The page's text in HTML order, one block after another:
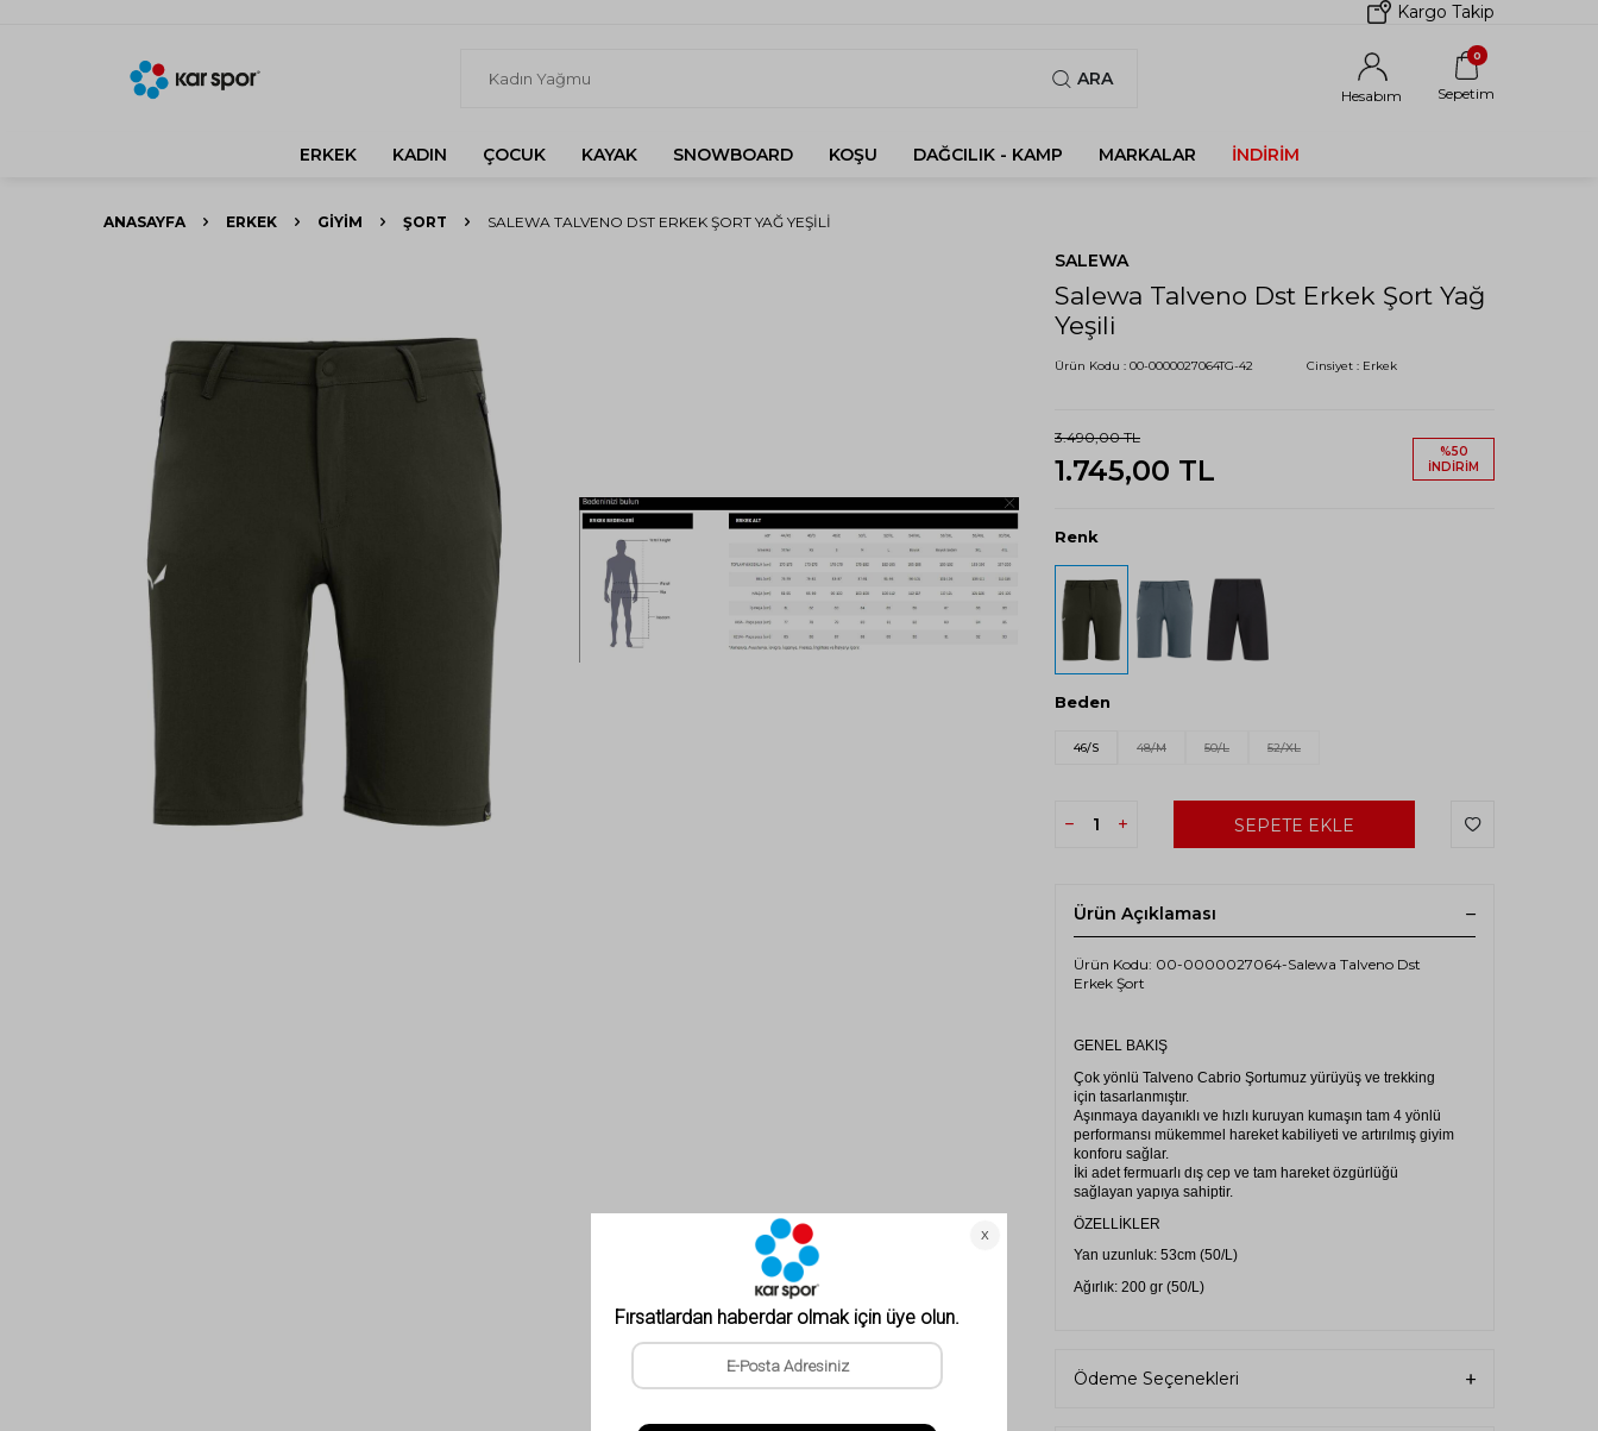
Kargo Takip
ARA
Hesabım
0
Sepetim
ERKEK KADIN ÇOCUK KAYAK SNOWBOARD KOŞU DAĞCILIK - KAMP MARKALAR İNDIRIM
ANASAYFA ERKEK GIYIM ŞORT SALEWA TALVENO DST ERKEK ŞORT YAĞ YEŞILI
SALEWA
Salewa Talveno Dst Erkek Şort Yağ
Yeşili
Ürün Kodu : 00-0000027064TG-42 Cinsiyet : Erkek
3.490,00TL
1.745,00 TL
%50
İNDIRIM
Renk
Beden
46/S 48/M 50/L 52/XL
SEPETE EKLE
Ürün Açıklaması
Ürün Kodu: 00-0000027064-Salewa Talveno Dst
Erkek Şort
GENEL BAKIŞ
Çok yönlü Talveno Cabrio Şortumuz yürüyüş ve trekking
için tasarlanmıştır.
Aşınmaya dayanıklı ve hızlı kuruyan kumaşın tam 4 yönlü
performansı mükemmel hareket kabiliyeti ve artırılmış giyim
konforu sağlar.
İki adet fermuarlı dış cep ve tam hareket özgürlüğü
sağlayan yapıya sahiptir.
ÖZELLİKLER
Yan uzunluk: 53cm (50/L)
Ağırlık: 200 gr (50/L)
MALZEME
Ödeme Seçenekleri